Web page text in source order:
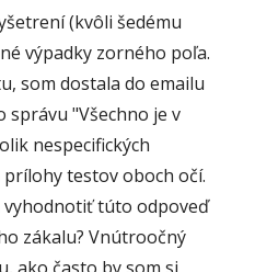
vyšetření v normě,
a nezahajujeme
nitroočního tlaku
jiných změn není
postupuje se
Při zjištění
změn typických
glaukom v
(kvôli šedému
výpadky zorného poľa.
som dostala do emailu
"Všechno je v
nespecifických
testov oboch očí.
vyhodnotiť túto odpoveď
zákalu? Vnútroočný